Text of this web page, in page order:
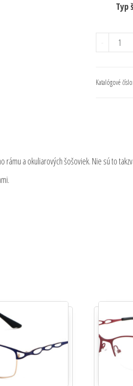
Typ
-
Katalógové číslo:
rámu a okuliarových šošoviek. Nie sú to